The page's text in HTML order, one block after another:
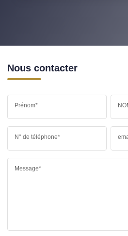
Nous contacter
Prénom*
N° de téléphone*
Message*